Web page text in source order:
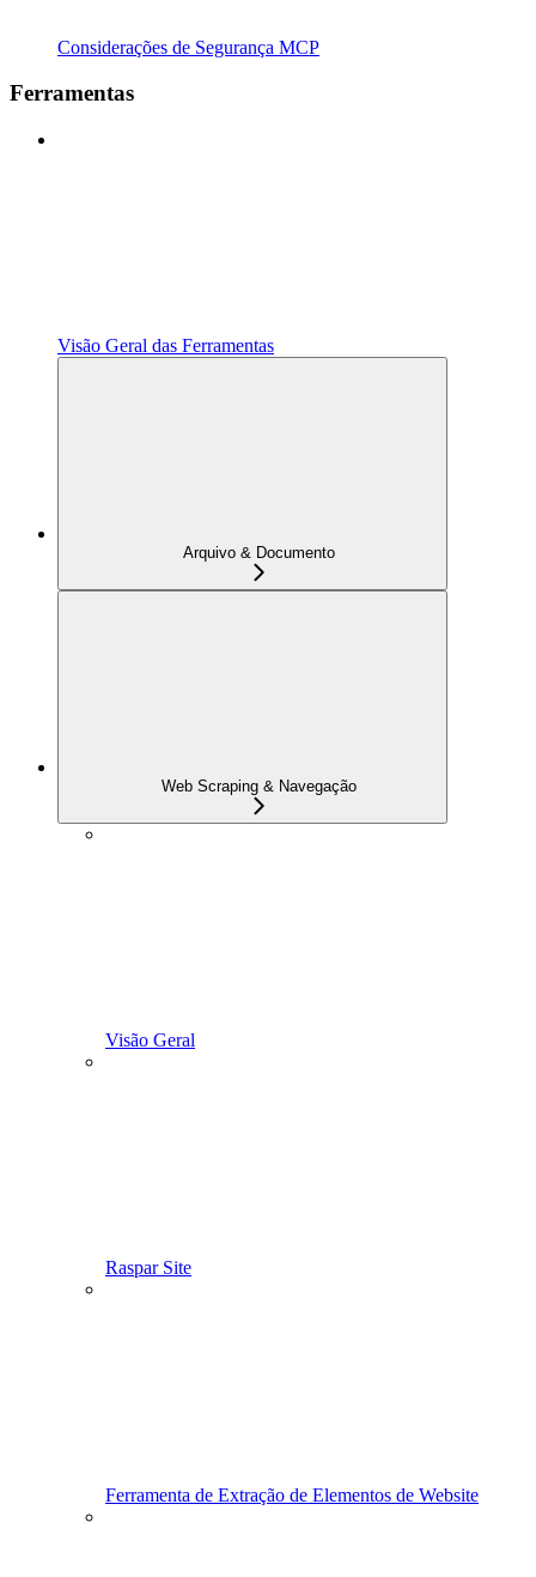
Considerações de Segurança MCP
Ferramentas
Visão Geral das Ferramentas
Arquivo & Documento
Web Scraping & Navegação
Visão Geral
Raspar Site
Ferramenta de Extração de Elementos de Website